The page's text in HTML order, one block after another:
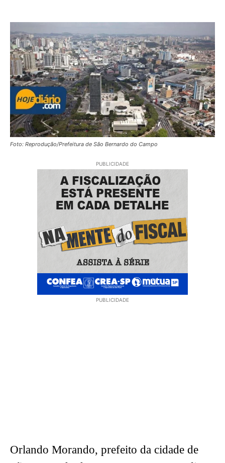
Foto: Reprodução/Prefeitura de São Bernardo do Campo
PUBLICIDADE
PUBLICIDADE
Orlando Morando, prefeito da cidade de